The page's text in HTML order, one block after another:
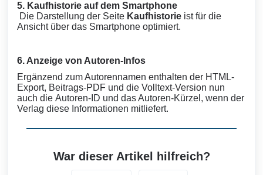
5. Kaufhistorie auf dem Smartphone
Die Darstellung der Seite Kaufhistorie ist für die
Ansicht über das Smartphone optimiert.
6. Anzeige von Autoren-Infos
Ergänzend zum Autorennamen enthalten der HTML-
Export, Beitrags-PDF und die Volltext-Version nun
auch die Autoren-ID und das Autoren-Kürzel, wenn der
Verlag diese Informationen mitliefert.
War dieser Artikel hilfreich?